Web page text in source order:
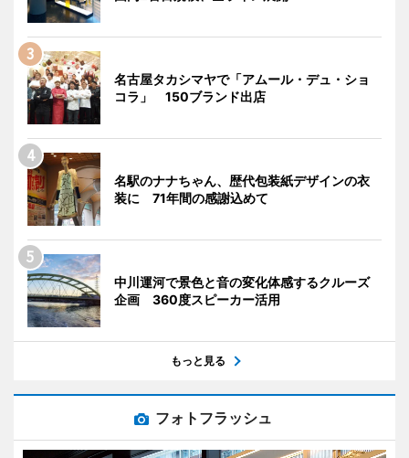
名古屋タカシマヤで「アムール・デュ・ショ
コラ」 150ブランド出店
名駅のナナちゃん、歴代包装紙デザインの衣
装に 71年間の感謝込めて
中川運河で景色と音の変化体感するクルーズ
企画 360度スピーカー活用
もっと見る
フォトフラッシュ